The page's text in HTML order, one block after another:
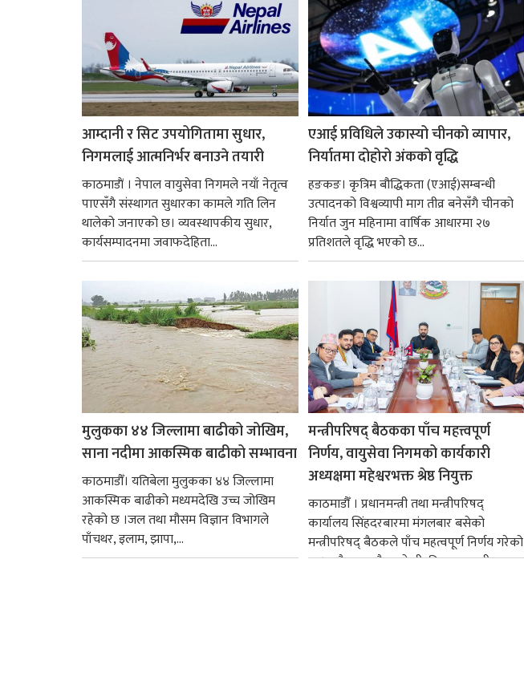
आम्दानी र सिट उपयोगितामा सुधार,
निगमलाई आत्मनिर्भर बनाउने तयारी
काठमाडाैं । नेपाल वायुसेवा निगमले नयाँ नेतृत्व
पाएसँगै संस्थागत सुधारका कामले गति लिन
थालेको जनाएको छ। व्यवस्थापकीय सुधार,
कार्यसम्पादनमा जवाफदेहिता...
एआई प्रविधिले उकास्यो चीनको व्यापार,
निर्यातमा दोहोरो अंकको वृद्धि
हङकङ। कृत्रिम बौद्धिकता (एआई)सम्बन्धी
उत्पादनको विश्वव्यापी माग तीव्र बनेसँगै चीनको
निर्यात जुन महिनामा वार्षिक आधारमा २७
प्रतिशतले वृद्धि भएको छ...
मुलुकका ४४ जिल्लामा बाढीको जोखिम,
साना नदीमा आकस्मिक बाढीको सम्भावना
काठमाडौँ। यतिबेला मुलुकका ४४ जिल्लामा
आकस्मिक बाढीको मध्यमदेखि उच्च जोखिम
रहेको छ ।जल तथा मौसम विज्ञान विभागले
पाँचथर, इलाम, झापा,...
मन्त्रीपरिषद् बैठकका पाँच महत्त्वपूर्ण
निर्णय, वायुसेवा निगमको कार्यकारी
अध्यक्षमा महेश्वरभक्त श्रेष्ठ नियुक्त
काठमाडौँ । प्रधानमन्त्री तथा मन्त्रीपरिषद्
कार्यालय सिंहदरबारमा मंगलबार बसेको
मन्त्रीपरिषद् बैठकले पाँच महत्वपूर्ण निर्णय गरेको
छ । यसैक्रममा बैडकले बीउबिजनसम्बन्धी...